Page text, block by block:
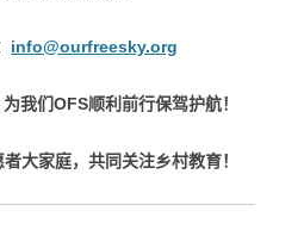
info@ourfreesky.org
我们OFS顺利前行保驾护航！
大家庭，共同关注乡村教育！